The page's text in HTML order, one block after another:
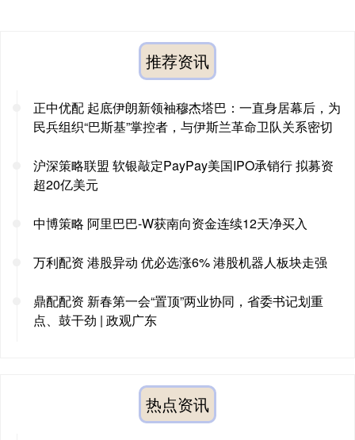
推荐资讯
正中优配 起底伊朗新领袖穆杰塔巴：一直身居幕后，为
民兵组织“巴斯基”掌控者，与伊斯兰革命卫队关系密切
沪深策略联盟 软银敲定PayPay美国IPO承销行 拟募资
超20亿美元
中博策略 阿里巴巴-W获南向资金连续12天净买入
万利配资 港股异动 优必选涨6% 港股机器人板块走强
鼎配配资 新春第一会“置顶”两业协同，省委书记划重
点、鼓干劲 | 政观广东
热点资讯